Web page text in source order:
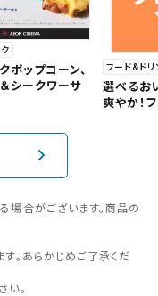
ポップコーン、
シークワーサ
フード&ド
選べるお
爽やか！
場合がございます。商品の
。あらかじめご了承くだ
い。